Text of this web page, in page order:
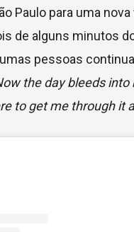
Paulo para uma nova
de alguns minutos
pessoas
the day bleeds into
to get me through it